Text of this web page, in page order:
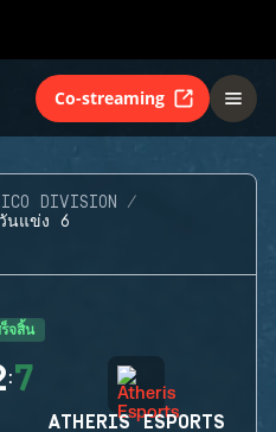
Co-streaming
DIVISION
แข่ง 6
ร็จสิ้น
:7
ATHERIS ESPORTS